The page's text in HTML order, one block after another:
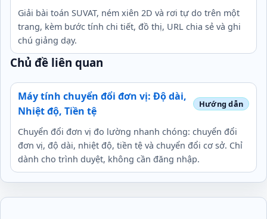
Giải bài toán SUVAT, ném xiên 2D và rơi tự do trên một
trang, kèm bước tính chi tiết, đồ thị, URL chia sẻ và ghi
chú giảng dạy.
Chủ đề liên quan
Máy tính chuyển đổi đơn vị: Độ dài,
Nhiệt độ, Tiền tệ
Chuyển đổi đơn vị đo lường nhanh chóng: chuyển đổi
đơn vị, độ dài, nhiệt độ, tiền tệ và chuyển đổi cơ sở. Chỉ
dành cho trình duyệt, không cần đăng nhập.